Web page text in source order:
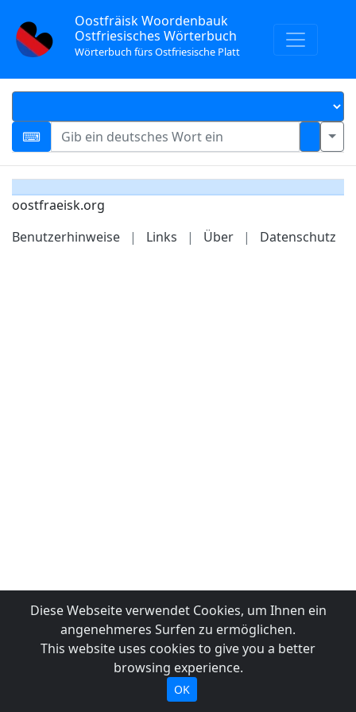
Oostfräisk Woordenbauk
Ostfriesisches Wörterbuch
Wörterbuch fürs Ostfriesische Platt
oostfraeisk.org
Benutzerhinweise
| Links | Über | Datenschutz
Diese Webseite verwendet Cookies, um Ihnen ein
angenehmeres Surfen zu ermöglichen.
This website uses cookies to give you a better
browsing experience.
OK